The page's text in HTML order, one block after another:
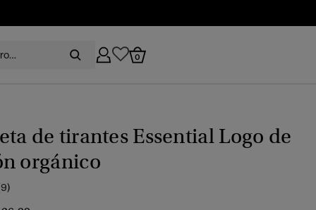
0
de tirantes Essential Logo de
orgánico